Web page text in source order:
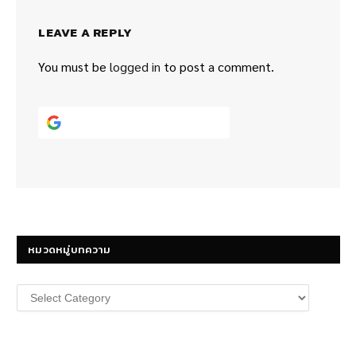
LEAVE A REPLY
You must be logged in to post a comment.
หมวดหมู่บทความ
หมวด
หมู่